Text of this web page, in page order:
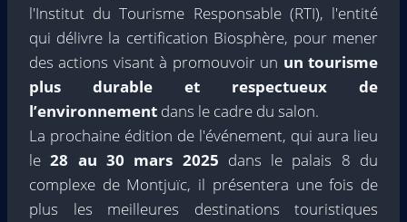
l'Institut du Tourisme Responsable (RTI), l'entité
qui délivre la certification Biosphère, pour mener
des actions visant à promouvoir un un tourisme
plus durable et respectueux de
l’environnement dans le cadre du salon.
La prochaine édition de l'événement, qui aura lieu
le28 au 30 mars 2025 dans le palais 8 du
complexe de Montjuïc, il présentera une fois de
plus les meilleures destinations touristiques